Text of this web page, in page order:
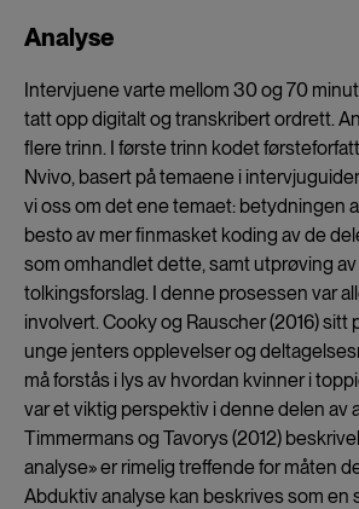
Analyse
Intervjuene varte mellom 30 og 70
tatt opp digitalt og transkribert ordrett.
flere trinn. I første trinn kodet
Nvivo, basert på temaene i
vi oss om det ene temaet: betydningen
besto av mer finmasket koding av de
som omhandlet dette, samt utprøving
tolkingsforslag. I denne prosessen var
involvert. Cooky og Rauscher (2016) sitt
unge jenters opplevelser og
må forstås i lys av hvordan kvinner i
var et viktig perspektiv i denne delen av
Timmermans og Tavorys (2012)
analyse» er rimelig treffende for måten
Abduktiv analyse kan beskrives som